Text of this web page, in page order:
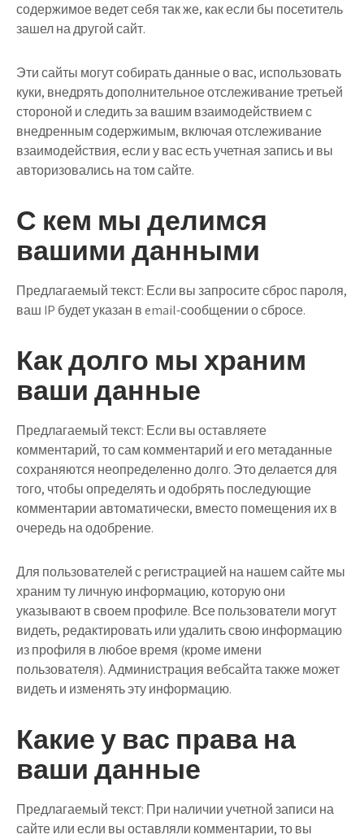
содержимое ведет себя так же, как если бы посетитель
зашел на другой сайт.
Эти сайты могут собирать данные о вас, использовать
куки, внедрять дополнительное отслеживание третьей
стороной и следить за вашим взаимодействием с
внедренным содержимым, включая отслеживание
взаимодействия, если у вас есть учетная запись и вы
авторизовались на том сайте.
С кем мы делимся
вашими данными
Предлагаемый текст: Если вы запросите сброс пароля,
ваш IP будет указан в email-сообщении о сбросе.
Как долго мы храним
ваши данные
Предлагаемый текст: Если вы оставляете
комментарий, то сам комментарий и его метаданные
сохраняются неопределенно долго. Это делается для
того, чтобы определять и одобрять последующие
комментарии автоматически, вместо помещения их в
очередь на одобрение.
Для пользователей с регистрацией на нашем сайте мы
храним ту личную информацию, которую они
указывают в своем профиле. Все пользователи могут
видеть, редактировать или удалить свою информацию
из профиля в любое время (кроме имени
пользователя). Администрация вебсайта также может
видеть и изменять эту информацию.
Какие у вас права на
ваши данные
Предлагаемый текст: При наличии учетной записи на
сайте или если вы оставляли комментарии, то вы